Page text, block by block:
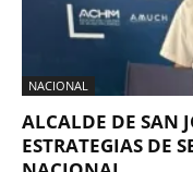
NACIONAL
ALCALDE DE SAN
ESTRATEGIAS DE